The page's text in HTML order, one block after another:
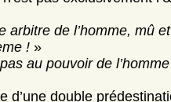
arbitre de l’homme, mû
!»
pas au pouvoir de
d’une double